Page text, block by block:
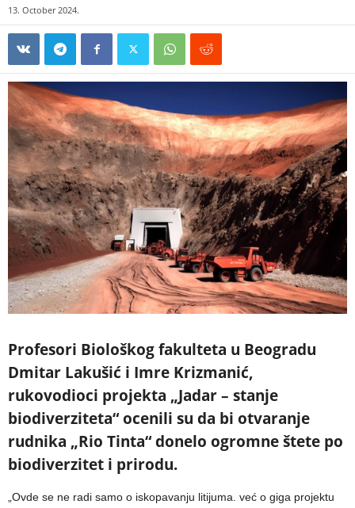
13. October 2024.
Profesori Biološkog fakulteta u Beogradu
Dmitar Lakušić i Imre Krizmanić,
rukovodioci projekta „Jadar – stanje
biodiverziteta“ ocenili su da bi otvaranje
rudnika „Rio Tinta“ donelo ogromne štete po
biodiverzitet i prirodu.
„Ovde se ne radi samo o iskopavanju litijuma. već o giga projektu